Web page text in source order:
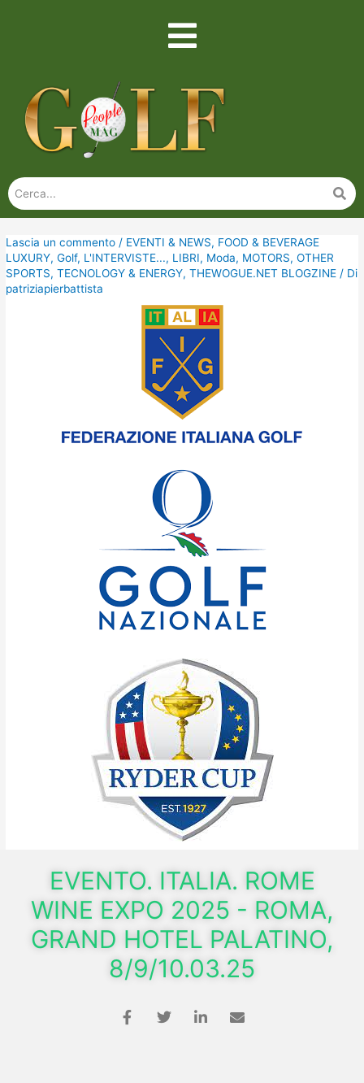
Lascia un commento / EVENTI & NEWS, FOOD & BEVERAGE
LUXURY,Golf, L'INTERVISTE..., LIBRI, Moda, MOTORS,OTHER
SPORTS,TECNOLOGY & ENERGY,THEWOGUE.NET BLOGZINE / Di
patriziapierbattista
EVENTO. ITALIA. ROME
WINE EXPO 2025 - ROMA,
GRAND HOTEL PALATINO,
8/9/10.03.25